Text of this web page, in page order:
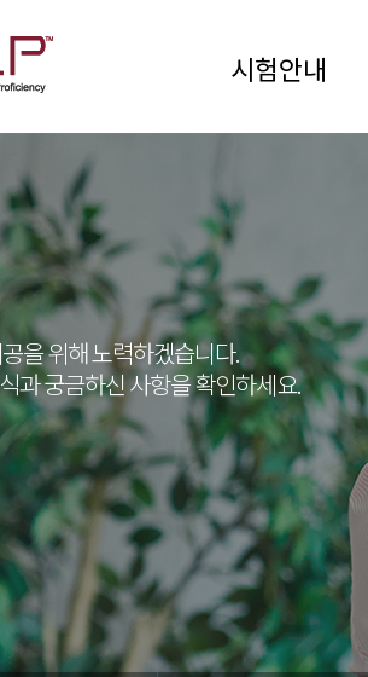
시험안내
을 위해 노력하겠습니다.
과 궁금하신 사항을 확인하세요.